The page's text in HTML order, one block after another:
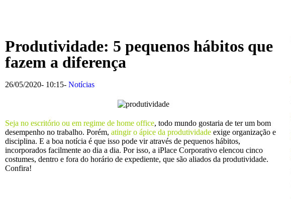
Produtividade: 5 pequenos hábitos que
fazem a diferença
26/05/2020- 10:15- Notícias
Seja no escritório ou em regime de home office, todo mundo gostaria de ter um bom
desempenho no trabalho. Porém, atingir o ápice da produtividade exige organização e
disciplina. E a boa notícia é que isso pode vir através de pequenos hábitos,
incorporados facilmente ao dia a dia. Por isso, a iPlace Corporativo elencou cinco
costumes, dentro e fora do horário de expediente, que são aliados da produtividade.
Confira!